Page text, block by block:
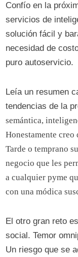
Confío en la
servicios de
solución fácil y
necesidad de
puro autoservicio.
Leía un resumen
tendencias de la
semántica,
Honestamente
Tarde o temprano
negocio que les
a cualquier pyme
con una módica
El otro gran reto
social. Temor
Un riesgo que se